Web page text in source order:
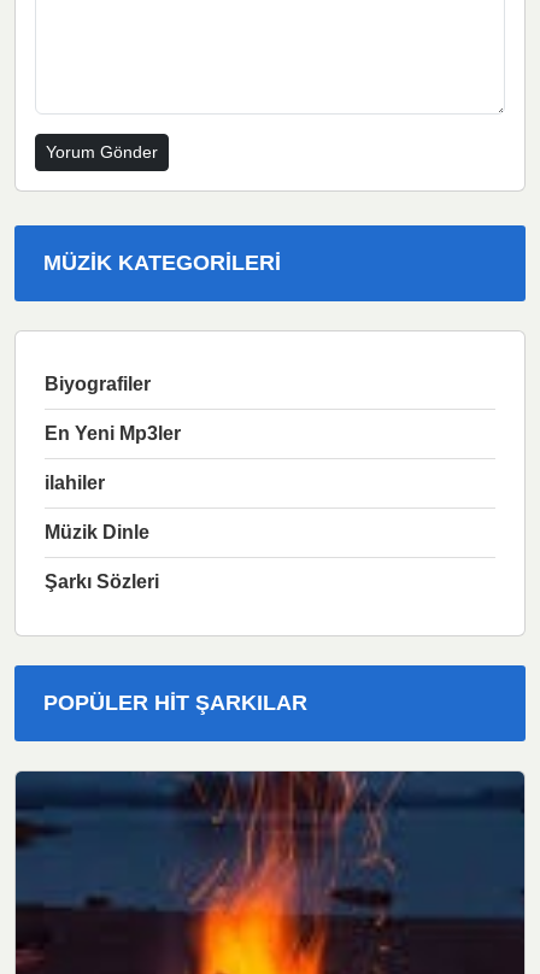
MÜZIK KATEGORILERI
Biyografiler
En Yeni Mp3ler
ilahiler
Müzik Dinle
Şarkı Sözleri
POPÜLER HIT ŞARKILAR